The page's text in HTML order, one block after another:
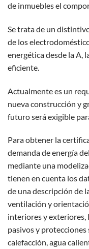
de inmuebles el
Se trata de un
de los
energética desde la A,
eficiente.
Actualmente es un
nueva construcción y
futuro será exigible
Para obtener la
demanda de energía
mediante una
tienen en cuenta los
de una descripción de
ventilación y
interiores y exteriores,
pasivos y protecciones
calefacción, agua